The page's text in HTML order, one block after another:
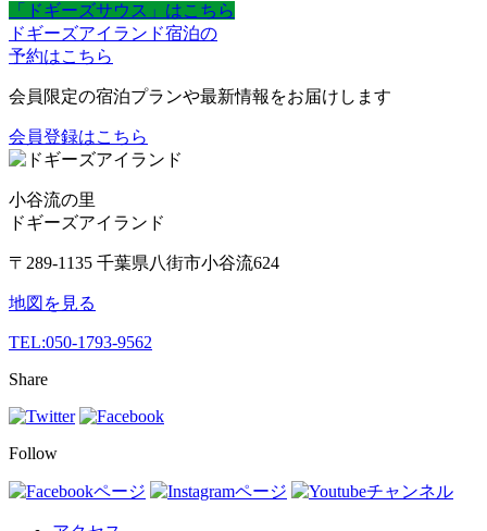
「ドギーズサウス」はこちら
ドギーズアイランド宿泊の
予約はこちら
会員限定の宿泊プランや最新情報をお届けします
会員登録はこちら
小谷流の里
ドギーズアイランド
〒289-1135 千葉県八街市小谷流624
地図を見る
TEL:050-1793-9562
Share
Follow